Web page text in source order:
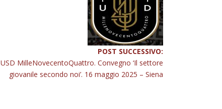
POST SUCCESSIVO:
USD MilleNovecentoQuattro. Convegno ‘Il settore
giovanile secondo noi’. 16 maggio 2025 – Siena